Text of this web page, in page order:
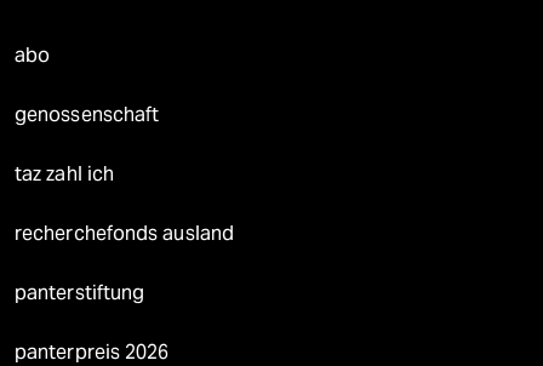
abo
genossenschaft
taz zahl ich
recherchefonds ausland
panterstiftung
panterpreis 2026